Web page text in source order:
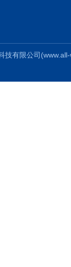
技有限公司